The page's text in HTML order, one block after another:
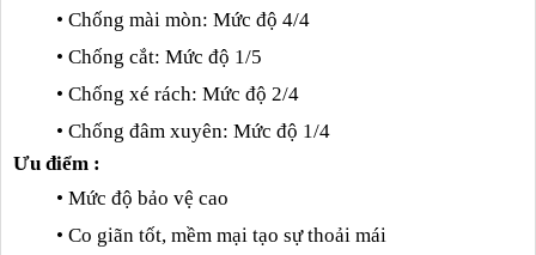
• Chống mài mòn: Mức độ 4/4
• Chống cắt: Mức độ 1/5
• Chống xé rách: Mức độ 2/4
• Chống đâm xuyên: Mức độ 1/4
Ưu điểm :
• Mức độ bảo vệ cao
• Co giãn tốt, mềm mại tạo sự thoải mái